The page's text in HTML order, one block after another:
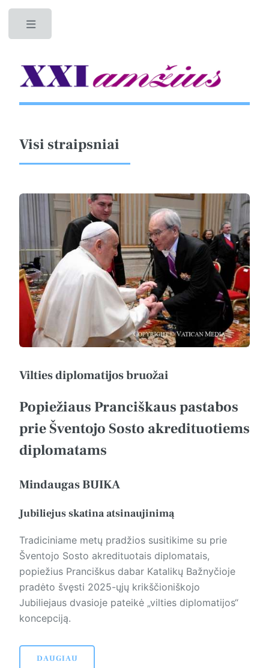
Visi straipsniai
Vilties diplomatijos bruožai
Popiežiaus Pranciškaus pastabos
prie Šventojo Sosto akredituotiems
diplomatams
Mindaugas BUIKA
Jubiliejus skatina atsinaujinimą
Tradiciniame metų pradžios susitikime su prie
Šventojo Sosto akredituotais diplomatais,
popiežius Pranciškus dabar Katalikų Bažnyčioje
pradėto švęsti 2025-ųjų krikščioniškojo
Jubiliejaus dvasioje pateikė „vilties diplomatijos“
koncepciją.
DAUGIAU